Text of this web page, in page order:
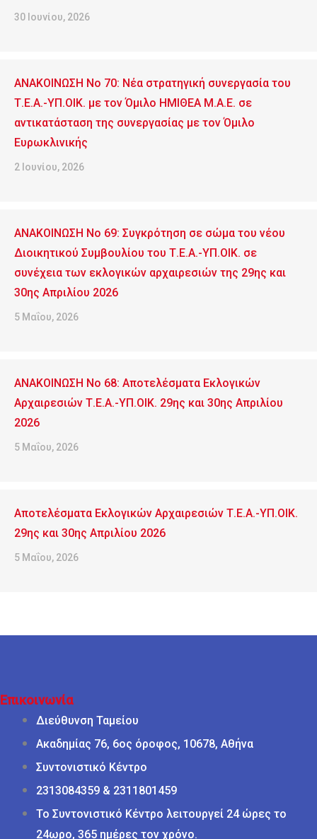
30 Ιουνίου, 2026
ΑΝΑΚΟΙΝΩΣΗ No 70: Νέα στρατηγική συνεργασία του
Τ.Ε.Α.-ΥΠ.ΟΙΚ. με τον Όμιλο ΗΜΙΘΕΑ Μ.Α.Ε. σε
αντικατάσταση της συνεργασίας με τον Όμιλο
Ευρωκλινικής
2 Ιουνίου, 2026
ΑΝΑΚΟΙΝΩΣΗ No 69: Συγκρότηση σε σώμα του νέου
Διοικητικού Συμβουλίου του Τ.Ε.Α.-ΥΠ.ΟΙΚ. σε
συνέχεια των εκλογικών αρχαιρεσιών της 29ης και
30ης Απριλίου 2026
5 Μαΐου, 2026
ΑΝΑΚΟΙΝΩΣΗ No 68: Αποτελέσματα Εκλογικών
Αρχαιρεσιών Τ.Ε.Α.-ΥΠ.ΟΙΚ. 29ης και 30ης Απριλίου
2026
5 Μαΐου, 2026
Αποτελέσματα Εκλογικών Αρχαιρεσιών Τ.Ε.Α.-ΥΠ.ΟΙΚ.
29ης και 30ης Απριλίου 2026
5 Μαΐου, 2026
Επικοινωνία
Διεύθυνση Ταμείου
Ακαδημίας 76, 6ος όροφος, 10678, Αθήνα
Συντονιστικό Κέντρο
2313084359 & 2311801459
Το Συντονιστικό Κέντρο λειτουργεί 24 ώρες το
24ωρο, 365 ημέρες τον χρόνο.